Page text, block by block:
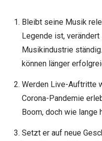
Bleibt seine Musik
Legende ist,
Musikindustrie
können länger
Werden Live-Auftritte
Corona-Pandemie
Boom, doch wie lange
Setzt er auf neue